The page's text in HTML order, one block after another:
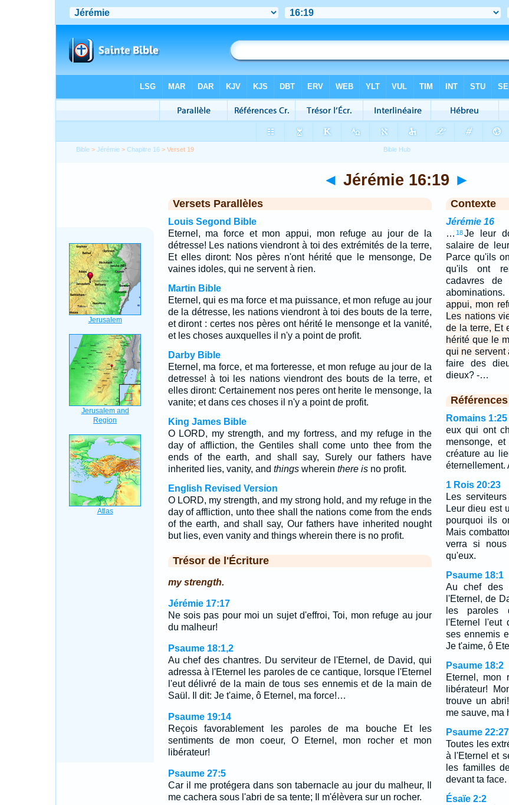
Bible >Jérémie >Chapitre 16 > Verset 19
◄ Jérémie 16:19 ►
Versets Parallèles
Louis Segond Bible
Eternel, ma force et mon appui, mon refuge au jour de la
détresse! Les nations viendront à toi des extrémités de la terre,
Et elles diront: Nos pères n'ont hérité que le mensonge, De
vaines idoles, qui ne servent à rien.
Martin Bible
Eternel, qui es ma force et ma puissance, et mon refuge au jour
de la détresse, les nations viendront à toi des bouts de la terre,
et diront : certes nos pères ont hérité le mensonge et la vanité,
et les choses auxquelles il n'y a point de profit.
Darby Bible
Eternel, ma force, et ma forteresse, et mon refuge au jour de la
detresse! à toi les nations viendront des bouts de la terre, et
elles diront: Certainement nos peres ont herite le mensonge, la
vanite; et dans ces choses il n'y a point de profit.
King James Bible
O LORD, my strength, and my fortress, and my refuge in the
day of affliction, the Gentiles shall come unto thee from the
ends of the earth, and shall say, Surely our fathers have
inherited lies, vanity, and thingswherein there isno profit.
English Revised Version
O LORD, my strength, and my strong hold, and my refuge in the
day of affliction, unto thee shall the nations come from the ends
of the earth, and shall say, Our fathers have inherited nought
but lies, even vanity and things wherein there is no profit.
Trésor de l'Écriture
my strength.
Jérémie 17:17
Ne sois pas pour moi un sujet d'effroi, Toi, mon refuge au jour
du malheur!
Psaume 18:1,2
Au chef des chantres. Du serviteur de l'Eternel, de David, qui
adressa à l'Eternel les paroles de ce cantique, lorsque l'Eternel
l'eut délivré de la main de tous ses ennemis et de la main de
Saül. Il dit: Je t'aime, ô Eternel, ma force!…
Psaume 19:14
Reçois favorablement les paroles de ma bouche Et les
sentiments de mon coeur, O Eternel, mon rocher et mon
libérateur!
Psaume 27:5
Car il me protégera dans son tabernacle au jour du malheur, Il
me cachera sous l'abri de sa tente; Il m'élèvera sur un rocher.
Contexte
Jérémie 16
… 18Je leur
salaire de
Parce qu'ils
qu'ils ont
cadavres
abominations.
appui, mon
Les nations
de la terre, Et
hérité que le
qui ne servent
faire des
dieux? -…
Romains 1:25
eux qui ont
mensonge,
créature au
éternellement.
1 Rois 20:23
Les
Leur dieu est
pourquoi ils
Mais
verra si
qu'eux.
Psaume 18:1
Au chef des
l'Eternel, de
les paroles
l'Eternel l'eut
ses ennemis
Je t'aime, ô
Psaume 18:2
Eternel, mon
libérateur!
trouve un
me sauve, ma
Psaume 22:27
Toutes les
à l'Eternel et
les familles
devant ta face.
Ésaïe 2:2